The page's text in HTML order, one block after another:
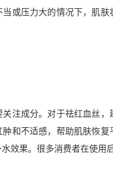
或压力大的情况下，肌
注成分。对于祛红血丝
和不适感，帮助肌肤恢
效果。很多消费者在使用